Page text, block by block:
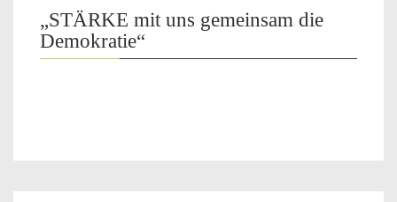
„STÄRKE mit uns gemeinsam die
Demokratie“